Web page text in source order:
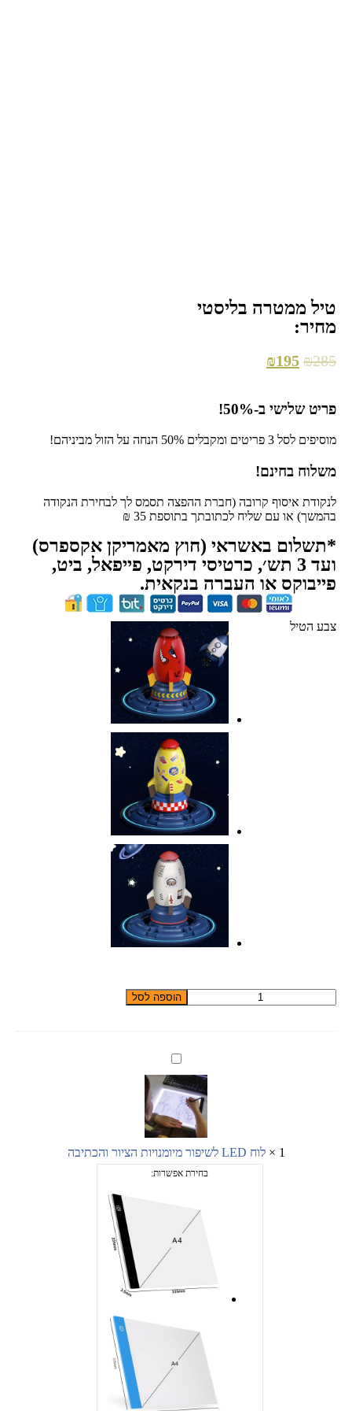
טיל ממטרה בליסטי
מחיר:
₪285
₪195
פריט שלישי ב-50%!
מוסיפים לסל 3 פריטים ומקבלים 50% הנחה על הזול מביניהם!
משלוח בחינם!
לנקודת איסוף קרובה (חברת ההפצה תסמס לך לבחירת הנקודה
בהמשך) או עם שליח לכתובתך בתוספת 35 ₪
*תשלום באשראי (חוץ מאמריקן אקספרס)
ועד 3 תש׳, כרטיסי דירקט, פייפאל, ביט,
פייבוקס או העברה בנקאית.
צבע הטיל
של
הוספה לסל
לוח
LED
לשיפור
מיומנויות
הציור
והכתיבה
1
×לוח LED לשיפור מיומנויות הציור והכתיבה
בחירת אפשרות: